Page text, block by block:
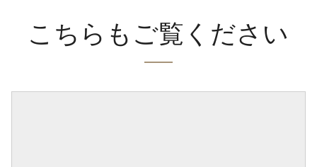
こちらもご覧ください